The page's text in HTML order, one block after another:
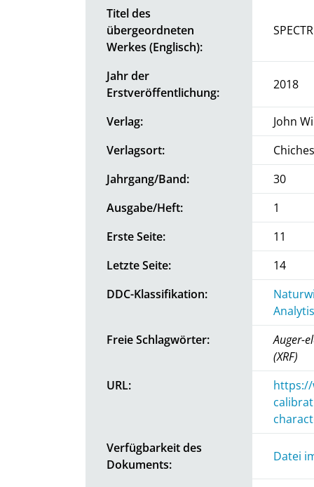
Titel des
übergeordneten
Werkes (Englisch):
Jahr der
Erstveröffentlichung:
2018
Verlag:
John
Verlagsort:
Jahrgang/Band:
30
Ausgabe/Heft:
1
Erste Seite:
11
Letzte Seite:
14
DDC-Klassifikation:
Freie Schlagwörter:
Auger-
(XRF)
URL:
Verfügbarkeit des
Dokuments:
Datei